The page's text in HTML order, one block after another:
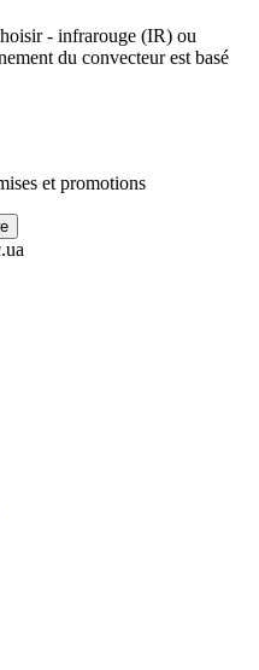
- infrarouge (IR) ou
du convecteur est basé
et promotions